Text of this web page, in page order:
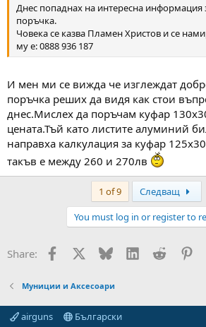
Днес попаднах на интересна информация
поръчка.
Човека се казва Пламен Христов и се
му е: 0888 936 187
И мен ми се вижда че изглеждат
поръчка реших да видя как стои
днес.Мислех да поръчам куфар
цената.Тъй като листите алуминий
направха калкулация за куфар
такъв е между 260 и 270лв
1 of 9 Следващ
You must log in or register to
Share: Facebook Bluesky LinkedInReddit
Муниции и Аксесоари
airguns Български